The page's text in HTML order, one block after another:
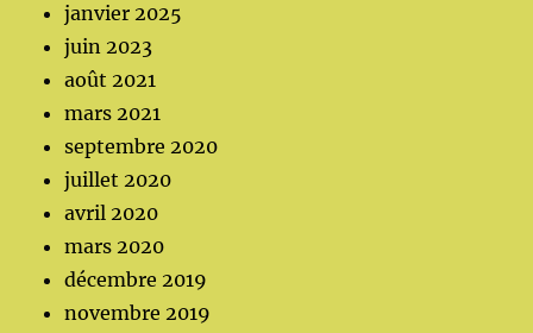
janvier 2025
juin 2023
août 2021
mars 2021
septembre 2020
juillet 2020
avril 2020
mars 2020
décembre 2019
novembre 2019